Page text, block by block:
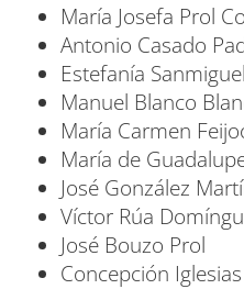
María Josefa Prol
Antonio Casado
Estefanía
Manuel Blanco
María Carmen
María de
José González
Víctor Rúa
José Bouzo Prol
Concepción